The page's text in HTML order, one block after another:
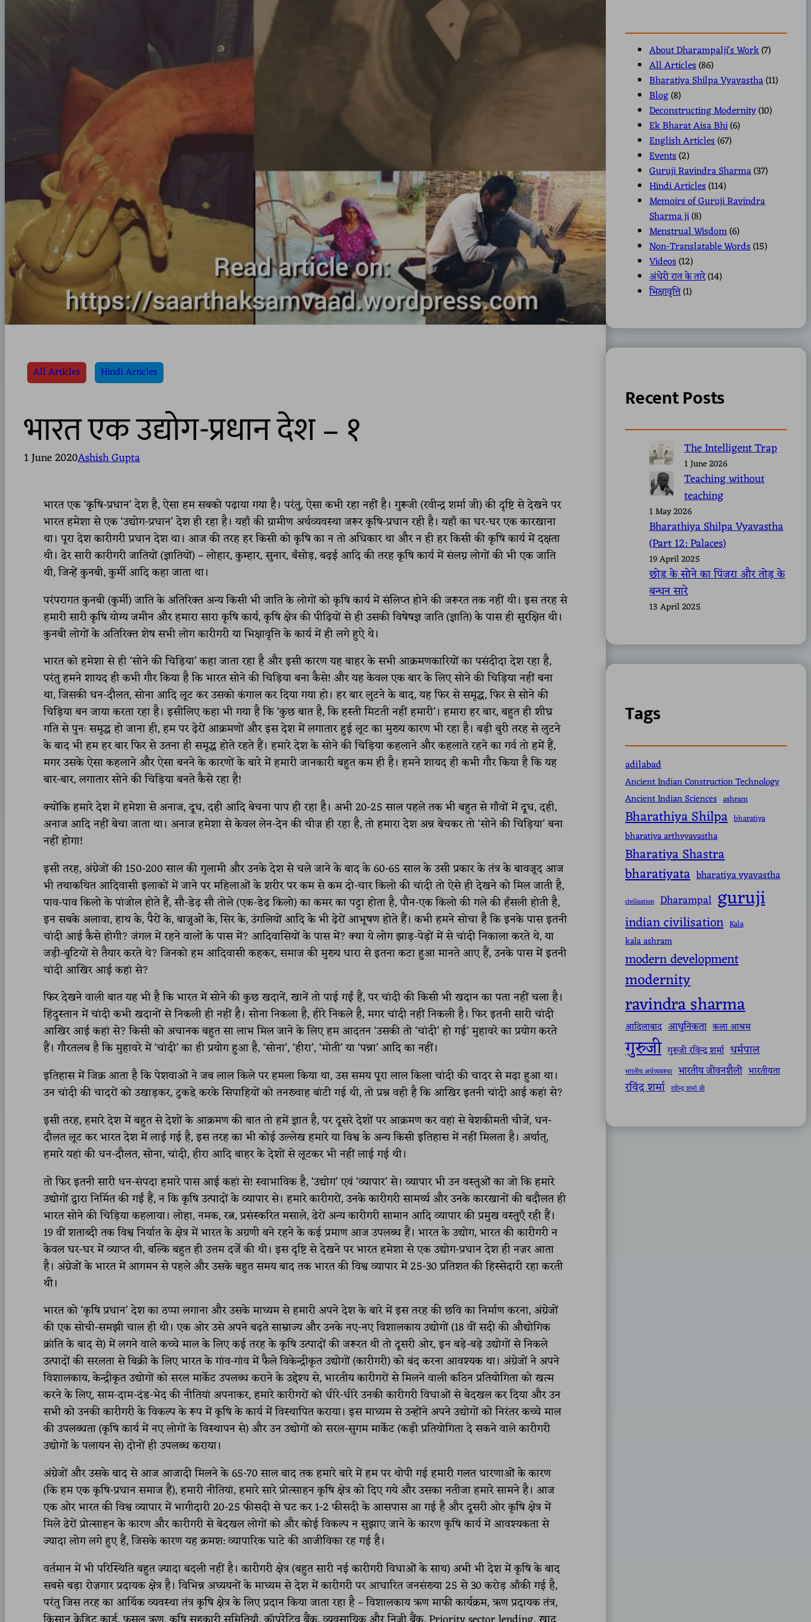
All Articles Hindi Articles
भारत एक उद्योग-प्रधान देश – १
1 June 2020Ashish Gupta
भारत एक ‘कृषि-प्रधान’ देश है, ऐसा हम सबको पढ़ाया गया है। परंतु, ऐसा कभी रहा नहीं है। गुरूजी (रवीन्द्र शर्मा जी) की दृष्टि से देखने पर
भारत हमेशा से एक ‘उद्योग-प्रधान’ देश ही रहा है। यहाँ की ग्रामीण अर्थव्यवस्था जरूर कृषि-प्रधान रही है। यहाँ का घर-घर एक कारखाना
था। पूरा देश कारीगरी प्रधान देश था। आज की तरह हर किसी को कृषि का न तो अधिकार था और न ही हर किसी की कृषि कार्य में दक्षता
थी। ढेर सारी कारीगरी जातियों (ज्ञातियों) – लोहार, कुम्हार, सुनार, बॅंसोड़, बढ़ई आदि की तरह कृषि कार्य में संलग्न लोगों की भी एक जाति
थी, जिन्हें कुनबी, कुर्मी आदि कहा जाता था।
परंपरागत कुनबी (कुर्मी) जाति के अतिरिक्त अन्य किसी भी जाति के लोगों को कृषि कार्य में संलिप्त होने की जरूरत तक नहीं थी। इस तरह से
हमारी सारी कृषि योग्य जमीन और हमारा सारा कृषि कार्य, कृषि क्षेत्र की पीढ़ियों से ही उसकी विषेषज्ञ जाति (ज्ञाति) के पास ही सुरक्षित थी।
कुनबी लोगों के अतिरिक्त शेष सभी लोग कारीगरी या भिक्षावृत्ति के कार्य में ही लगे हुऐ थे।
भारत को हमेशा से ही ‘सोने की चिड़िया’ कहा जाता रहा है और इसी कारण यह बाहर के सभी आक्रमणकारियों का पसंदीदा देश रहा है,
परंतु हमने शायद ही कभी गौर किया है कि भारत सोने की चिड़िया बना कैसे! और यह केवल एक बार के लिए सोने की चिड़िया नहीं बना
था, जिसकी धन-दौलत, सोना आदि लूट कर उसको कंगाल कर दिया गया हो। हर बार लुटने के बाद, यह फिर से समृद्ध, फिर से सोने की
चिड़िया बन जाया करता रहा है। इसीलिए कहा भी गया है कि ‘कुछ बात है, कि हस्ती मिटती नहीं हमारी’। हमारा हर बार, बहुत ही शीघ्र
गति से पुनः समृद्ध हो जाना ही, हम पर ढ़ेरों आक्रमणों और इस देश में लगातार हुई लूट का मुख्य कारण भी रहा है। बड़ी बुरी तरह से लुटने
के बाद भी हम हर बार फिर से उतना ही समृद्ध होते रहते हैं। हमारे देश के सोने की चिड़िया कहलाने और कहलाते रहने का गर्व तो हमें हैं,
मगर उसके ऐसा कहलाने और ऐसा बनने के कारणों के बारे में हमारी जानकारी बहुत कम ही है। हमने शायद ही कभी गौर किया है कि यह
बार-बार, लगातार सोने की चिड़िया बनते कैसे रहा है!
क्योंकि हमारे देश में हमेशा से अनाज, दूध, दही आदि बेचना पाप ही रहा है। अभी 20-25 साल पहले तक भी बहुत से गाँवों में दूध, दही,
अनाज आदि नहीं बेचा जाता था। अनाज हमेशा से केवल लेन-देन की चीज़ ही रहा है, तो हमारा देश अन्न बेचकर तो ‘सोने की चिड़िया’ बना
नहीं होगा!
इसी तरह, अंग्रेजों की 150-200 साल की गुलामी और उनके देश से चले जाने के बाद के 60-65 साल के उसी प्रकार के तंत्र के बावजूद आज
भी तथाकथित आदिवासी इलाकों में जाने पर महिलाओं के शरीर पर कम से कम दो-चार किलो की चांदी तो ऐसे ही देखने को मिल जाती है,
पाव-पाव किलो के पांजोल होते हैं, सौ-डेढ़ सौ तोले (एक-डेढ़ किलो) का कमर का पट्टा होता है, पौन-एक किलो की गले की हँसली होती है,
इन सबके अलावा, हाथ के, पैरों के, बाजुओं के, सिर के, उंगलियों आदि के भी ढ़ेरों आभूषण होते हैं। कभी हमने सोचा है कि इनके पास इतनी
चांदी आई कैसे होगी? जंगल में रहने वालों के पास में? आदिवासियों के पास में? क्या ये लोग झाड़-पेड़ों में से चांदी निकाला करते थे, या
जड़ी-बूटियों से तैयार करते थे? जिनको हम आदिवासी कहकर, समाज की मुख्य धारा से इतना कटा हुआ मानते आए हैं, उनके पास में इतनी
चांदी आखिर आई कहां से?
फिर देखने वाली बात यह भी है कि भारत में सोने की कुछ खदानें, खानें तो पाई गईं हैं, पर चांदी की किसी भी खदान का पता नहीं चला है।
हिंदुस्तान में चांदी कभी खदानों से निकली ही नहीं है। सोना निकला है, हीरे निकले है, मगर चांदी नहीं निकली है। फिर इतनी सारी चांदी
आखिर आई कहां से? किसी को अचानक बहुत सा लाभ मिल जाने के लिए हम आदतन ‘उसकी तो ‘चांदी’ हो गई’ मुहावरे का प्रयोग करते
हैं। गौरतलब है कि मुहावरे में ‘चांदी’ का ही प्रयोग हुआ है, ‘सोना’, ‘हीरा’, ‘मोती’ या ‘पन्ना’ आदि का नहीं।
इतिहास में जिक्र आता है कि पेशवाओं ने जब लाल किले पर हमला किया था, उस समय पूरा लाल किला चांदी की चादर से मढ़ा हुआ था।
उन चांदी की चादरों को उखाड़कर, टुकडे़ करके सिपाहियों को तनख्वाह बांटी गई थी, तो प्रश्न वही है कि आखिर इतनी चांदी आई कहां से?
इसी तरह, हमारे देश में बहुत से देशों के आक्रमण की बात तो हमें ज्ञात है, पर दूसरे देशों पर आक्रमण कर वहां से बेशकीमती चीजें, धन-
दौलत लूट कर भारत देश में लाई गई है, इस तरह का भी कोई उल्लेख हमारे या विश्व के अन्य किसी इतिहास में नहीं मिलता है। अर्थात्,
हमारे यहां की धन-दौलत, सोना, चांदी, हीरा आदि बाहर के देशों से लूटकर भी नहीं लाई गई थी।
तो फिर इतनी सारी धन-संपदा हमारे पास आई कहां से! स्वाभाविक है, ‘उद्योग’ एवं ‘व्यापार’ से। व्यापार भी उन वस्तुओं का जो कि हमारे
उद्योगों द्वारा निर्मित की गईं हैं, न कि कृषि उत्पादों के व्यापार से। हमारे कारीगरों, उनके कारीगरी सामर्थ्य और उनके कारखानों की बदौलत ही
भारत सोने की चिड़िया कहलाया। लोहा, नमक, रत्न, प्रसंस्करित मसाले, ढेरों अन्य कारीगरी सामान आदि व्यापार की प्रमुख वस्तुएँ रही हैं।
19 वीं शताब्दी तक विश्व निर्यात के क्षेत्र में भारत के अग्रणी बने रहने के कई प्रमाण आज उपलब्ध हैं। भारत के उद्योग, भारत की कारीगरी न
केवल घर-घर में व्याप्त थी, बल्कि बहुत ही उत्तम दर्जे की थी। इस दृष्टि से देखने पर भारत हमेशा से एक उद्योग-प्रधान देश ही नज़र आता
है। अंग्रेजों के भारत में आगमन से पहले और उसके बहुत समय बाद तक भारत की विश्व व्यापार में 25-30 प्रतिशत की हिस्सेदारी रहा करती
थी।
भारत को ‘कृषि प्रधान’ देश का ठप्पा लगाना और उसके माध्यम से हमारी अपने देश के बारे में इस तरह की छवि का निर्माण करना, अंग्रेजों
की एक सोची-समझी चाल ही थी। एक ओर उसे अपने बढ़ते साम्राज्य और उनके नए-नए विशालकाय उद्योगों (18 वीं सदी की औद्योगिक
क्रांति के बाद से) में लगने वाले कच्चे माल के लिए कई तरह के कृषि उत्पादों की जरूरत थी तो दूसरी ओर, इन बड़े-बड़े उद्योगों से निकले
उत्पादों की सरलता से बिक्री के लिए भारत के गांव-गांव में फैले विकेन्द्रीकृत उद्योगों (कारीगरी) को बंद करना आवश्यक था। अंग्रेजों ने अपने
विशालकाय, केन्द्रीकृत उद्योगों को सरल मार्केट उपलब्ध कराने के उद्देश्य से, भारतीय कारीगरों से मिलने वाली कठिन प्रतियोगिता को खत्म
करने के लिए, साम-दाम-दंड-भेद की नीतियां अपनाकर, हमारे कारीगरों को धीरे-धीरे उनकी कारीगरी विधाओं से बेदखल कर दिया और उन
सभी को उनकी कारीगरी के विकल्प के रूप में कृषि के कार्य में विस्थापित कराया। इस माध्यम से उन्होंने अपने उद्योगों को निरंतर कच्चे माल
की उपलब्धता (कृषि कार्य में नए लोगों के विस्थापन से) और उन उद्योगों को सरल-सुगम मार्केट (कड़ी प्रतियोगिता दे सकने वाले कारीगरी
उद्योगों के पलायन से) दोनों ही उपलब्ध कराया।
अंग्रेजों और उसके बाद से आज आजादी मिलने के 65-70 साल बाद तक हमारे बारे में हम पर थोपी गई हमारी गलत धारणाओं के कारण
(कि हम एक कृषि-प्रधान समाज हैं), हमारी नीतियां, हमारे सारे प्रोत्साहन कृषि क्षेत्र को दिए गये और उसका नतीजा हमारे सामने है। आज
एक ओर भारत की विश्व व्यापार में भागीदारी 20-25 फीसदी से घट कर 1-2 फीसदी के आसपास आ गई है और दूसरी ओर कृषि क्षेत्र में
मिले ढेरों प्रोत्साहन के कारण और कारीगरी से बेदखल लोगों को और कोई विकल्प न सुझाए जाने के कारण कृषि कार्य में आवश्यकता से
ज्यादा लोग लगे हुए हैं, जिसके कारण यह क्रमश: व्यापारिक घाटे की आजीविका रह गई है।
वर्तमान में भी परिस्थिति बहुत ज्यादा बदली नहीं है। कारीगरी क्षेत्र (बहुत सारी नई कारीगरी विधाओं के साथ) अभी भी देश में कृषि के बाद
सबसे बड़ा रोज़गार प्रदायक क्षेत्र है। विभिन्न अध्ययनों के माध्यम से देश में कारीगरी पर आधारित जनसंख्या 25 से 30 करोड़ आँकी गई है,
परंतु जिस तरह का आर्थिक व्यवस्था तंत्र कृषि क्षेत्र के लिए प्रदान किया जाता रहा है – विशालकाय ऋण माफी कार्यक्रम, ऋण प्रदायक तंत्र,
About Dharampalji's Work(7)
All Articles(86)
Bharatiya Shilpa Vyavastha(11)
Blog(8)
Deconstructing Modernity(10)
Ek Bharat Aisa Bhi(6)
English Articles(67)
Events(2)
Guruji Ravindra Sharma(37)
Hindi Articles(114)
Memoirs of Guruji Ravindra
Sharma ji(8)
Menstrual Wisdom(6)
Non-Translatable Words(15)
Videos(12)
अंधेरी रात के तारे(14)
भिक्षावृत्ति(1)
Recent Posts
The Intelligent Trap
1 June 2026
Teaching without
teaching
1 May 2026
Bharathiya Shilpa Vyavastha
(Part 12: Palaces)
19 April 2025
छोड़ के सोने का पिंजरा और तोड़ के
बन्धन सारे
13 April 2025
Tags
adilabad
Ancient Indian Construction Technology
Ancient Indian Sciences ashram
Bharathiya Shilpa bharatiya
bharatiya arthvyavastha
Bharatiya Shastra
bharatiyata bharatiya vyavastha
civilisation Dharampal guruji
indian civilisation Kala
kala ashram
modern development
modernity
ravindra sharma
आदिलाबाद आधुनिकता कला आश्रम
गुरुजी गुरुजी रविन्द्र शर्मा धर्मपाल
भारतीय अर्थव्यवस्था भारतीय जीवनशैली भारतीयता
रविंद्र शर्मा रवीन्द्र शर्मा जी